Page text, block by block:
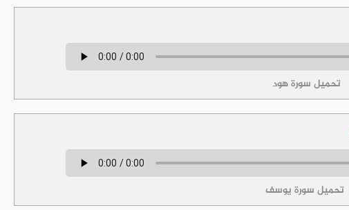
تحميل سورة هود
تحميل سورة يوسف